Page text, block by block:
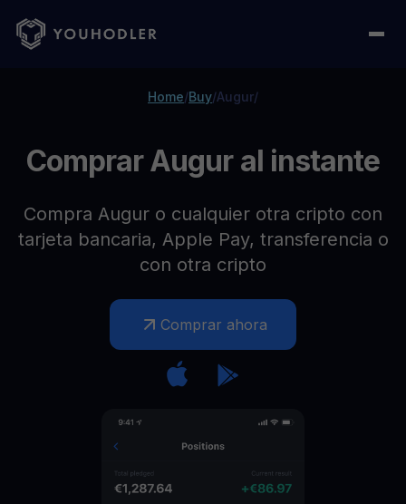
Home/Buy/Augur/
Comprar Augur al instante
Compra Augur o cualquier otra cripto con
tarjeta bancaria, Apple Pay, transferencia o
con otra cripto
Comprar ahora